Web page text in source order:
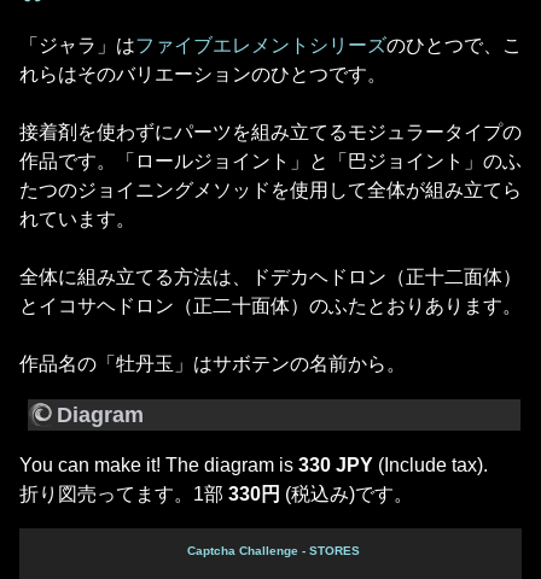
「ジャラ」はファイブエレメントシリーズのひとつで、こ
れらはそのバリエーションのひとつです。
接着剤を使わずにパーツを組み立てるモジュラータイプの
作品です。「ロールジョイント」と「巴ジョイント」のふ
たつのジョイニングメソッドを使用して全体が組み立てら
れています。
全体に組み立てる方法は、ドデカヘドロン（正十二面体）
とイコサヘドロン（正二十面体）のふたとおりあります。
作品名の「牡丹玉」はサボテンの名前から。
Diagram
You can make it! The diagram is 330 JPY (Include tax).
折り図売ってます。1部 330円 (税込み)です。
Captcha Challenge - STORES